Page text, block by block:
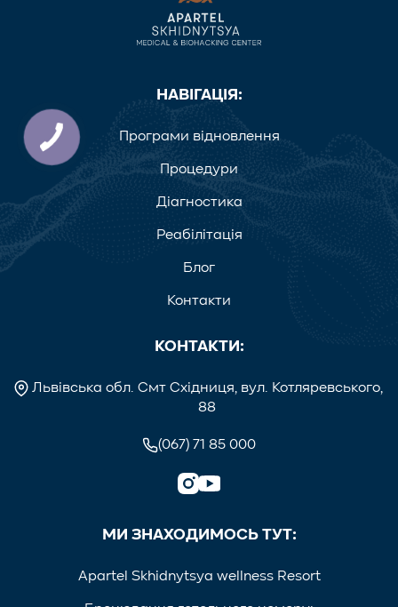
НАВІГАЦІЯ:
Програми відновлення
Процедури
Діагностика
Реабілітація
Блог
Контакти
КОНТАКТИ:
Львівська обл. Смт Східниця, вул. Котляревського,
88
(067) 71 85 000
МИ ЗНАХОДИМОСЬ ТУТ:
Apartel Skhidnytsya wellness Resort